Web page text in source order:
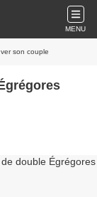
MENU
son couple